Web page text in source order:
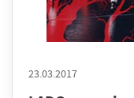
23.03.2017